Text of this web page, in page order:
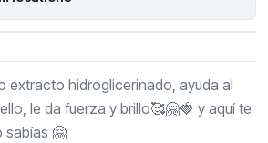
extracto hidroglicerinado, ayuda al
le da fuerza y brillo🥰🤗🍓 y aquí te
sabías 🤗